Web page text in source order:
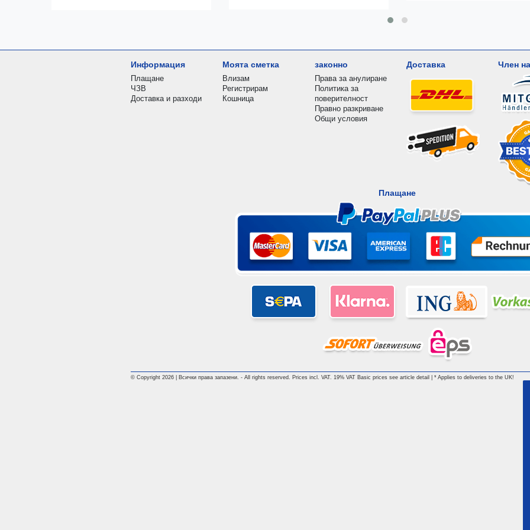
Информация
Плащане
ЧЗВ
Доставка и разходи
Моята сметка
Влизам
Регистрирам
Кошница
законно
Права за анулиране
Политика за
поверителност
Правно разкриване
Общи условия
Доставка Член
Плащане
© Copyright 2026 | Всички права запазени. - All rights reserved. Prices incl. VAT. 19% VAT Basic prices see article detail | * Applies to deliveries to the UK!